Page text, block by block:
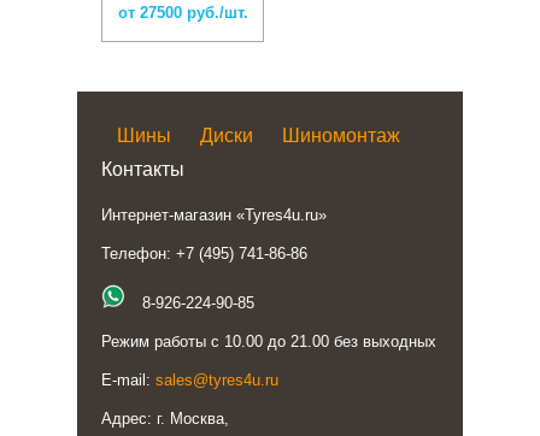
от 27500 руб./шт.
Шины Диски
Шиномонтаж
Контакты
Интернет-магазин «Tyres4u.ru»
Телефон: +7 (495) 741-86-86
8-926-224-90-85
Режим работы с 10.00 до 21.00 без выходных
E-mail: sales@tyres4u.ru
Адрес: г. Москва,